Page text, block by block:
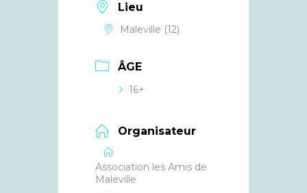
Lieu
Maleville (12)
ÂGE
16+
Organisateur
Association les Amis de
Maleville